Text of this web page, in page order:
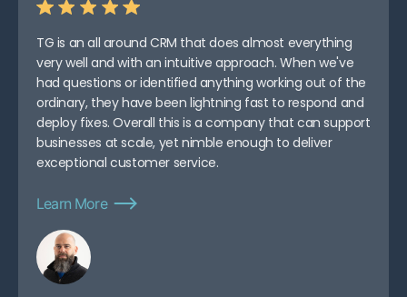
TG is an all around CRM that does almost everything
very well and with an intuitive approach. When we've
had questions or identified anything working out of the
ordinary, they have been lightning fast to respond and
deploy fixes. Overall this is a company that can support
businesses at scale, yet nimble enough to deliver
exceptional customer service.
Learn More